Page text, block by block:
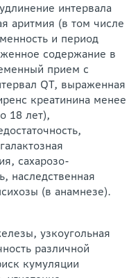
интервала
аритмия (в том числе
и период
содержание в
прием с
QT, выраженная
креатинина менее
18 лет),
сахарозо-
наследственная
(в анамнезе).
узкоугольная
различной
кумуляции